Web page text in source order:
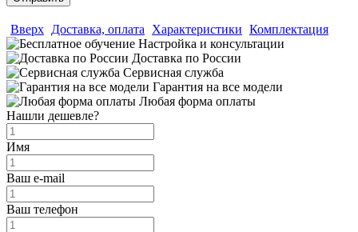
Вверх Доставка, оплата Характеристики Комплектация
Настройка и консультации
Доставка по России
Сервисная служба
Гарантия на все модели
Любая форма оплаты
Нашли дешевле?
Имя
Ваш e-mail
Ваш телефон